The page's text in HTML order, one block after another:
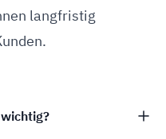
langfristig